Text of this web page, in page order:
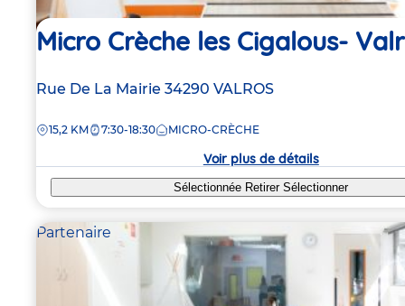
Micro Crèche les Cigalous-
Adresse
la
Rue De La Mairie 34290 VALROS
DISTANCE
15,2 KM 7:30-18:30 MICRO-CRÈCHE
Voir plus de détails
Sélectionnée RetirerSélectionner
Partenaire